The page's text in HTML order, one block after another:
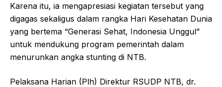
Karena itu, ia mengapresiasi kegiatan tersebut yang
digagas sekaligus dalam rangka Hari Kesehatan Dunia
yang bertema “Generasi Sehat, Indonesia Unggul”
untuk mendukung program pemerintah dalam
menurunkan angka stunting di NTB.
Pelaksana Harian (Plh) Direktur RSUDP NTB, dr.